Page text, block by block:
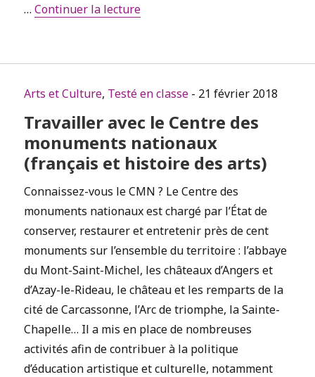
…Continuer la lecturede « Réflexion sur la langue en
Arts et Culture, Testé en classe - 21 février 2018
Travailler avec le Centre des
monuments nationaux
(français et histoire des arts)
Connaissez-vous le CMN ? Le Centre des
monuments nationaux est chargé par l’État de
conserver, restaurer et entretenir près de cent
monuments sur l’ensemble du territoire : l’abbaye
du Mont-Saint-Michel, les châteaux d’Angers et
d’Azay-le-Rideau, le château et les remparts de la
cité de Carcassonne, l’Arc de triomphe, la Sainte-
Chapelle… Il a mis en place de nombreuses
activités afin de contribuer à la politique
d’éducation artistique et culturelle, notamment